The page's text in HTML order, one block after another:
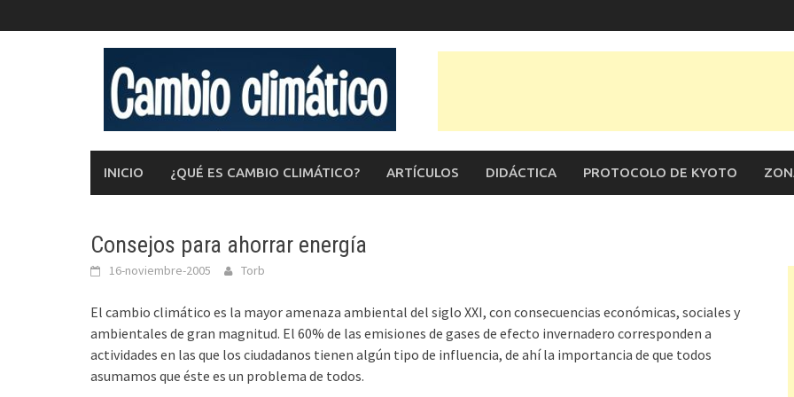
al
INICIO ¿QUÉ ES CAMBIO CLIMÁTICO? ARTÍCULOS DIDÁCTICA PROTOCOLO DE KYOTO
Consejos para ahorrar energía
16-noviembre-2005 Torb
El cambio climático es la mayor amenaza ambiental del siglo XXI, con consecuencias económicas, sociales y
ambientales de gran magnitud. El 60% de las emisiones de gases de efecto invernadero corresponden a
actividades en las que los ciudadanos tienen algún tipo de influencia, de ahí la importancia de que todos
asumamos que éste es un problema de todos.